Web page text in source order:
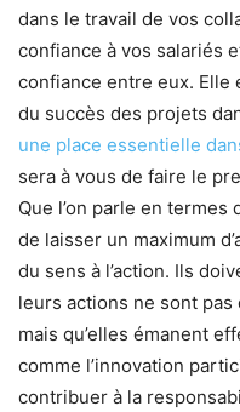
dans le travail de vos
confiance à vos salariés
confiance entre eux. Elle
du succès des projets
une place essentielle
sera à vous de faire le
Que l’on parle en
de laisser un maximum
du sens à l’action. Ils
leurs actions ne sont pas
mais qu’elles émanent
comme l’innovation
contribuer à la